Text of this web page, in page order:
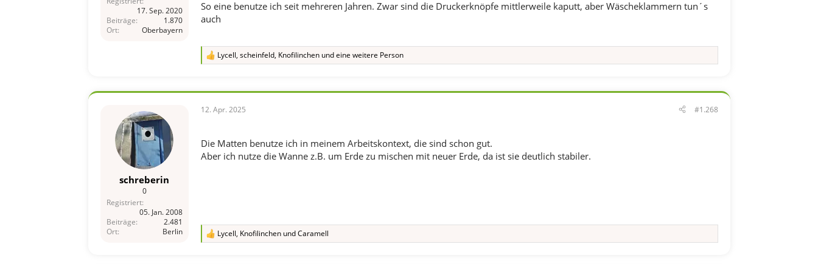
17. Sep. 2020
Beiträge
1.870
Ort
Oberbayern
So eine benutze ich seit mehreren Jahren. Zwar sind die Druckerknöpfe mittlerweile kaputt, aber Wäscheklammern tun´s
auch
R
i
n
:
Lycell, scheinfeld, Knofilinchenund eine weitere Person
schreberin
0
Registriert
05. Jan. 2008
Beiträge
2.481
Ort
Berlin
12. Apr. 2025 #1.268
Die Matten benutze ich in meinem Arbeitskontext, die sind schon gut.
Aber ich nutze die Wanne z.B. um Erde zu mischen mit neuer Erde, da ist sie deutlich stabiler.
R
Lycell, KnofilinchenundCaramell